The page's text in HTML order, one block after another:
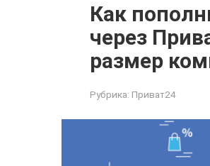
Как
через
размер
Рубрика: Приват24